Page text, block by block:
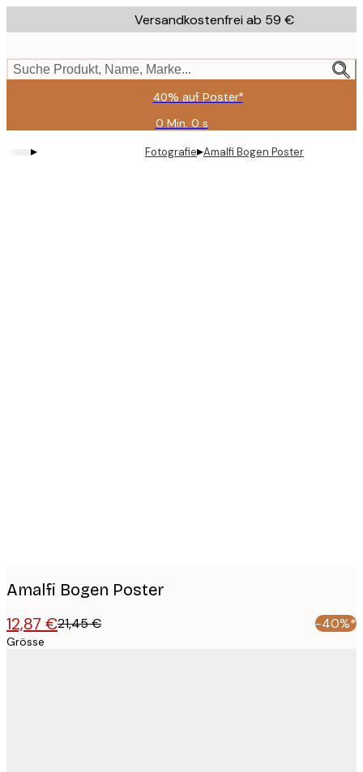
to
content.
Versandkostenfrei ab 59 €
Suche Produkt, Name, Marke...
40% auf Poster*
0 Min. 0 s
Gültig
bis:
2026-
▸ Fotografie▸Amalfi Bogen Poster
Amalfi Bogen Poster
12,87 €21,45 € -40%*
Grösse